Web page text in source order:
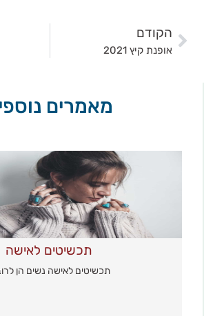
הקודם
אופנת קיץ 2021
מאמרים
תכשיטים לאישה
תכשיטים לאישה נשים הן